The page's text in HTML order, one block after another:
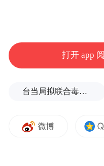
实拍画面均为现场
各项真实数值，通
打开 app
台当局拟联合毒油企业放宽致癌物标准，蒋万安：非常离谱